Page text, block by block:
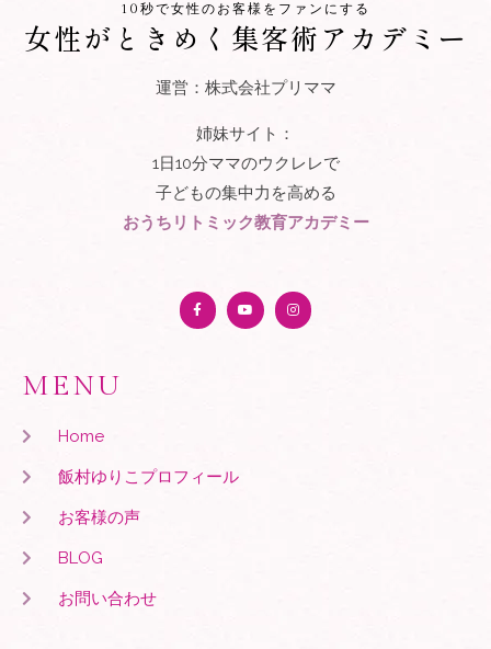
10秒で女性のお客様をファンにする
女性がときめく集客術アカデミー
運営：株式会社プリママ
姉妹サイト：
1日10分ママのウクレレで
子どもの集中力を高める
おうちリトミック教育アカデミー
MENU
Home
飯村ゆりこプロフィール
お客様の声
BLOG
お問い合わせ